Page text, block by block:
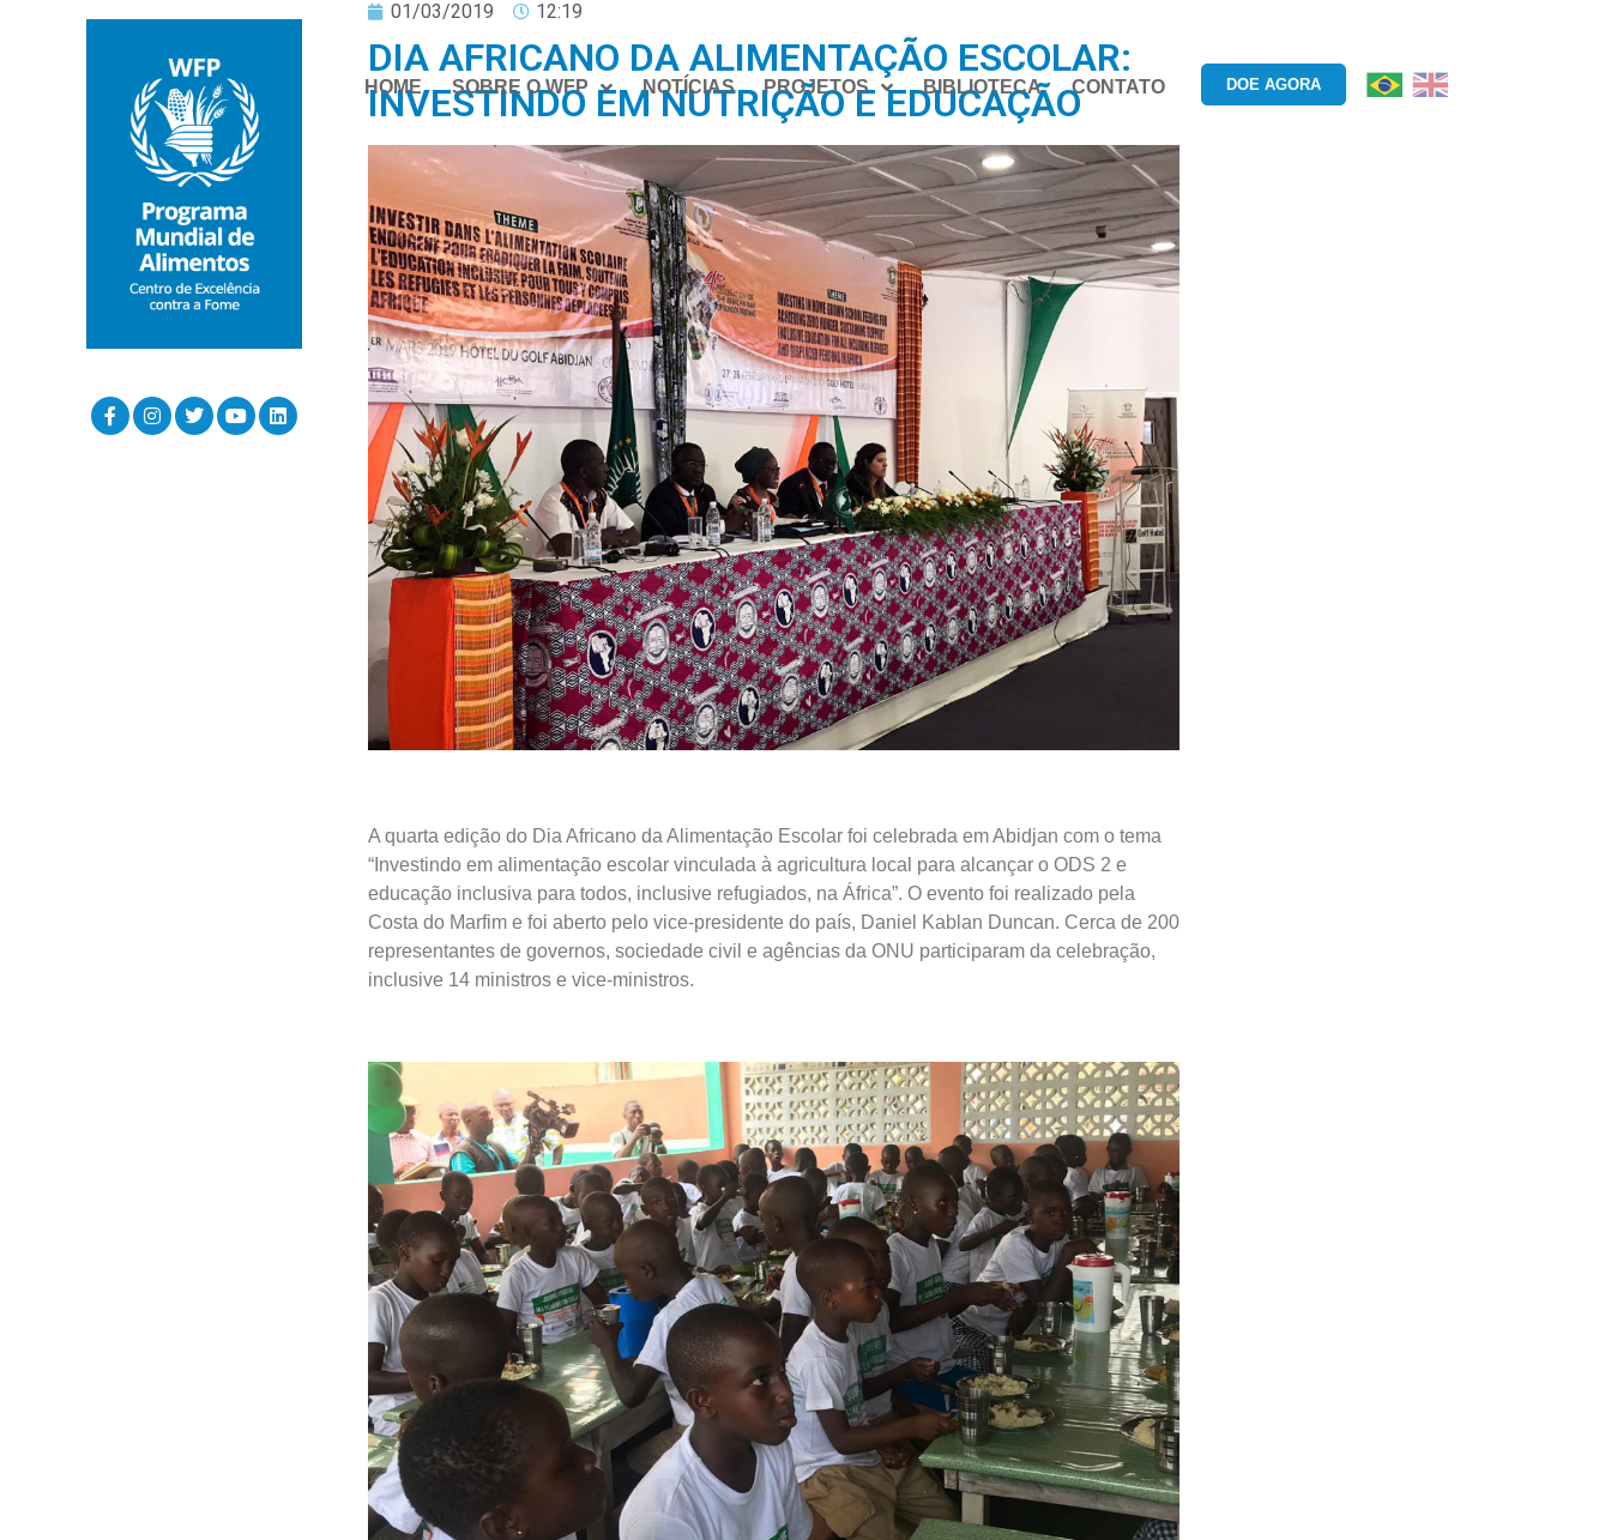
HOME SOBRE O WFP NOTÍCIAS PROJETOS BIBLIOTECA CONTATO DOE AGORA
01/03/2019 12:19
DIA AFRICANO DA ALIMENTAÇÃO ESCOLAR:
INVESTINDO EM NUTRIÇÃO E EDUCAÇÃO
A quarta edição do Dia Africano da Alimentação Escolar foi celebrada em Abidjan com o tema
“Investindo em alimentação escolar vinculada à agricultura local para alcançar o ODS 2 e
educação inclusiva para todos, inclusive refugiados, na África”. O evento foi realizado pela
Costa do Marfim e foi aberto pelo vice-presidente do país, Daniel Kablan Duncan. Cerca de 200
representantes de governos, sociedade civil e agências da ONU participaram da celebração,
inclusive 14 ministros e vice-ministros.